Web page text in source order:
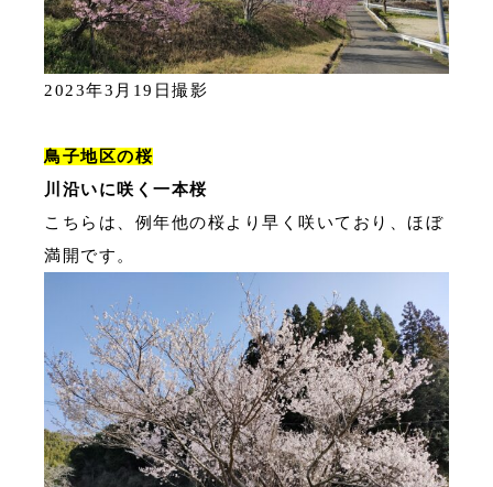
2023年3月19日撮影
鳥子地区の桜
川沿いに咲く一本桜
こちらは、例年他の桜より早く咲いており、ほぼ
満開です。